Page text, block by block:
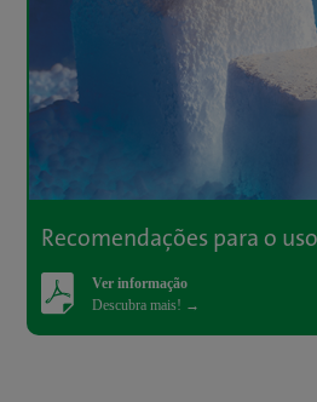
Recomendações para o
Ver informação
Descubra mais! →